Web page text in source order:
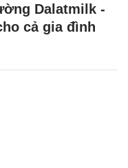
Dalatmilk -
cả gia đình